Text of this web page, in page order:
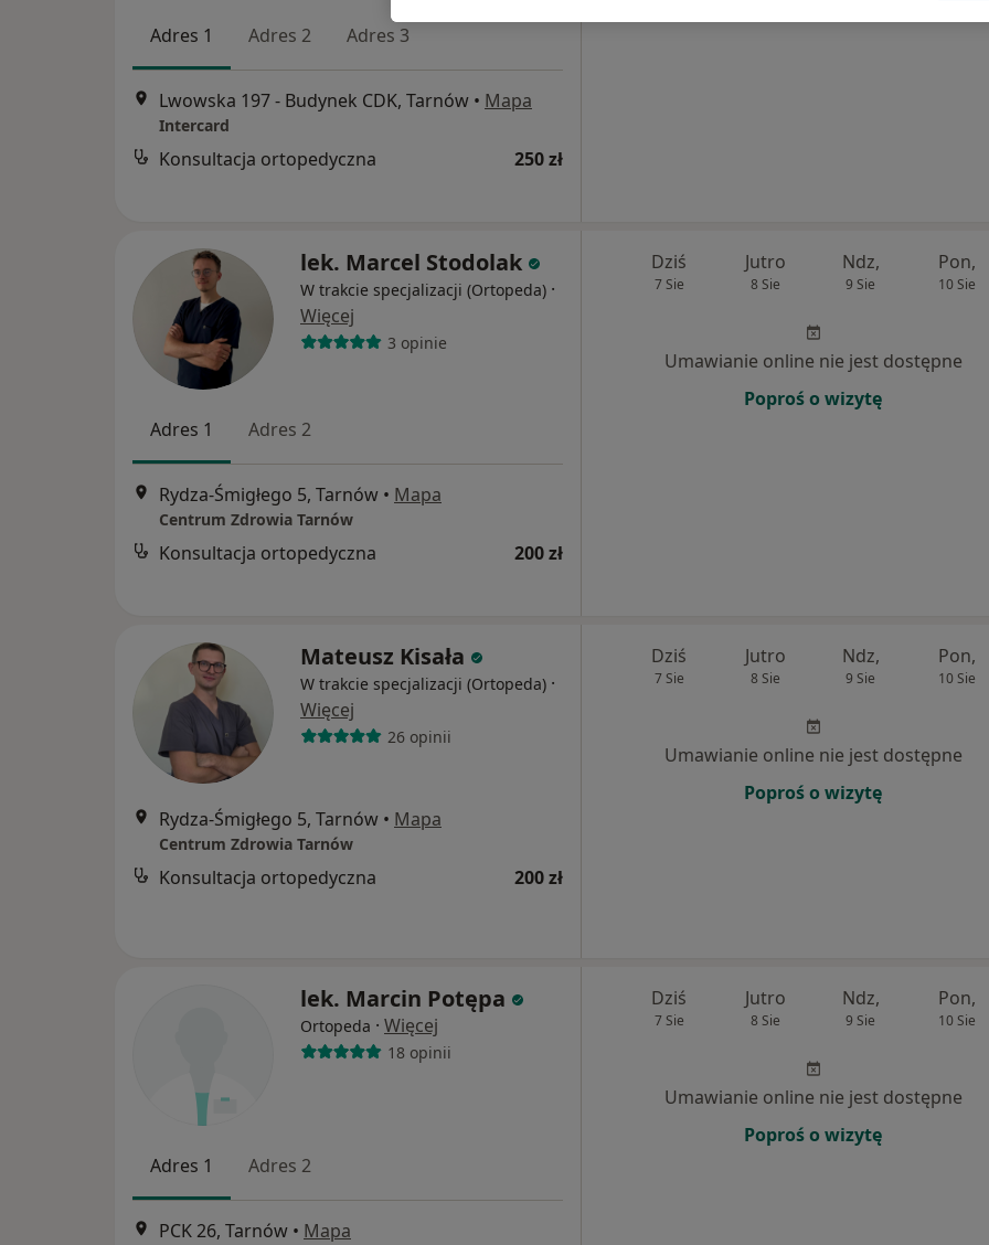
Adres 1 Adres 2 Adres 3
Lwowska 197 - Budynek CDK, Tarnów • Mapa
Intercard
Konsultacja ortopedyczna 250 zł
lek. Marcel Stodolak
W trakcie specjalizacji (Ortopeda) ·
Więcej
3 opinie
Adres 1 Adres 2
Rydza-Śmigłego 5, Tarnów • Mapa
Centrum Zdrowia Tarnów
Konsultacja ortopedyczna 200 zł
Dziś
7 Sie
Jutro
8 Sie
Ndz,
9 Sie
Pon,
10 Sie
Umawianie online nie jest dostępne
Poproś o wizytę
Mateusz Kisała
W trakcie specjalizacji (Ortopeda) ·
Więcej
26 opinii
Rydza-Śmigłego 5, Tarnów • Mapa
Centrum Zdrowia Tarnów
Konsultacja ortopedyczna 200 zł
Dziś
7 Sie
Jutro
8 Sie
Ndz,
9 Sie
Pon,
10 Sie
Umawianie online nie jest dostępne
Poproś o wizytę
lek. Marcin Potępa
Ortopeda · Więcej
18 opinii
Adres 1 Adres 2
PCK 26, Tarnów • Mapa
Dziś
7 Sie
Jutro
8 Sie
Ndz,
9 Sie
Pon,
10 Sie
Umawianie online nie jest dostępne
Poproś o wizytę